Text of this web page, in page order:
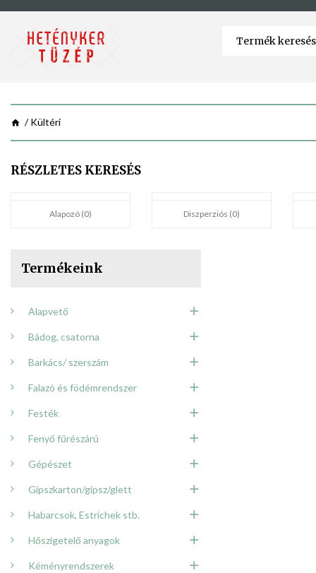
Kültéri
RÉSZLETES KERESÉS
Alapozó (0) Diszperziós (0)
Termékeink
Alapvető
Bádog, csatorna
Barkács/ szerszám
Falazó és födémrendszer
Festék
Fenyő fűrészárú
Gépészet
Gipszkarton/gipsz/glett
Habarcsok, Estrichek stb.
Hőszigetelő anyagok
Kéményrendszerek